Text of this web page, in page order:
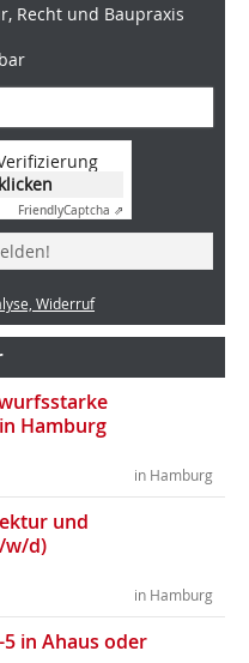
Recht und Baupraxis
FriendlyCaptcha ⇗
Widerruf
Hamburg
in Hamburg
und
w/d)
in Hamburg
in Ahaus oder